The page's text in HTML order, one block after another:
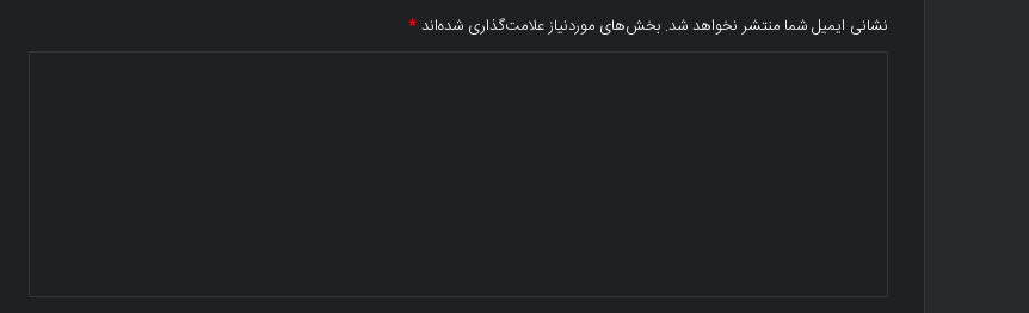
نشانی ایمیل شما منتشر نخواهد شد. بخش‌های موردنیاز علامت‌گذاری شده‌اند*